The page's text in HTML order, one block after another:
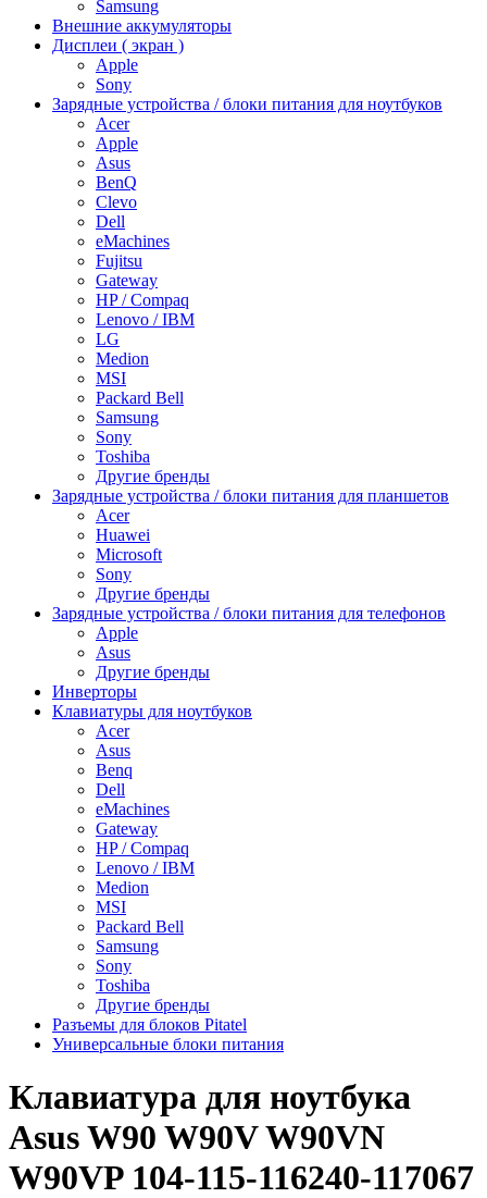
Samsung
Внешние аккумуляторы
Дисплеи ( экран )
Apple
Sony
Зарядные устройства / блоки питания для ноутбуков
Acer
Apple
Asus
BenQ
Clevo
Dell
eMachines
Fujitsu
Gateway
HP / Compaq
Lenovo / IBM
LG
Medion
MSI
Packard Bell
Samsung
Sony
Toshiba
Другие бренды
Зарядные устройства / блоки питания для планшетов
Acer
Huawei
Microsoft
Sony
Другие бренды
Зарядные устройства / блоки питания для телефонов
Apple
Asus
Другие бренды
Инверторы
Клавиатуры для ноутбуков
Acer
Asus
Benq
Dell
eMachines
Gateway
HP / Compaq
Lenovo / IBM
Medion
MSI
Packard Bell
Samsung
Sony
Toshiba
Другие бренды
Разъемы для блоков Pitatel
Универсальные блоки питания
Клавиатура для ноутбука
Asus W90 W90V W90VN
W90VP 104-115-116240-117067